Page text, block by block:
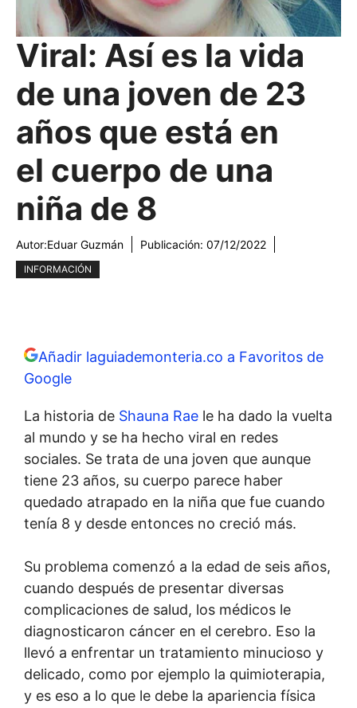
Viral: Así es la vida
de una joven de 23
años que está en
el cuerpo de una
niña de 8
Autor:Eduar Guzmán Publicación: 07/12/2022
INFORMACIÓN
Añadir laguiademonteria.co a Favoritos de
Google
La historia de Shauna Rae le ha dado la vuelta
al mundo y se ha hecho viral en redes
sociales. Se trata de una joven que aunque
tiene 23 años, su cuerpo parece haber
quedado atrapado en la niña que fue cuando
tenía 8 y desde entonces no creció más.
Su problema comenzó a la edad de seis años,
cuando después de presentar diversas
complicaciones de salud, los médicos le
diagnosticaron cáncer en el cerebro. Eso la
llevó a enfrentar un tratamiento minucioso y
delicado, como por ejemplo la quimioterapia,
y es eso a lo que le debe la apariencia física